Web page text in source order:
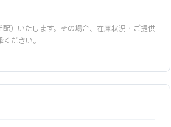
）いたします。その場合、在庫状況・ご提供
ださい。